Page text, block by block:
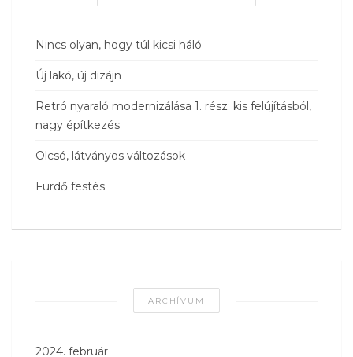
Nincs olyan, hogy túl kicsi háló
Új lakó, új dizájn
Retró nyaraló modernizálása 1. rész: kis felújításból,
nagy építkezés
Olcsó, látványos változások
Fürdő festés
ARCHÍVUM
2024. február